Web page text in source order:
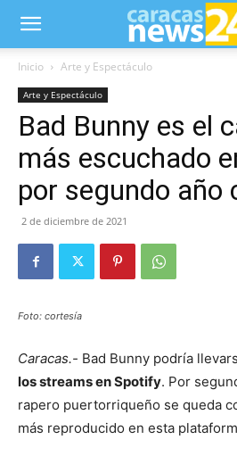
Inicio Arte y Espectáculo
Arte y Espectáculo
Bad Bunny es el
más escuchado
por segundo año
2 de diciembre de 2021
Foto: cortesía
Caracas.- Bad Bunny podría
los streams en Spotify. Por
rapero puertorriqueño se queda
más reproducido en esta